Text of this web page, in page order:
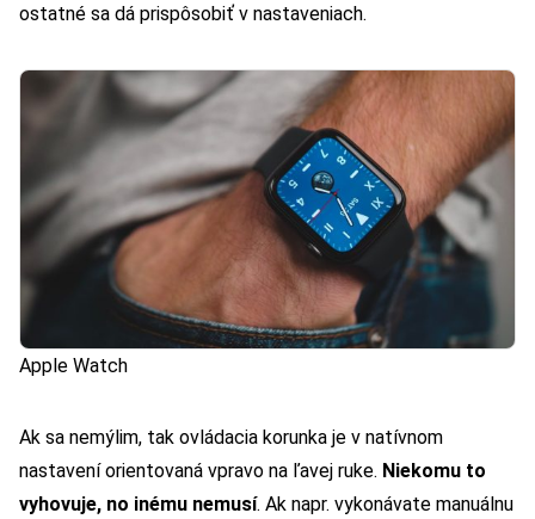
ostatné sa dá prispôsobiť v nastaveniach.
Apple Watch
Ak sa nemýlim, tak ovládacia korunka je v natívnom
nastavení orientovaná vpravo na ľavej ruke. Niekomu to
vyhovuje, no inému nemusí. Ak napr. vykonávate manuálnu